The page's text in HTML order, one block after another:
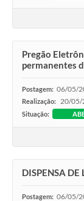
Pregão
permanentes
Postagem: 06/05/
Realização: 20/05/
Situação:
DISPENSA
Postagem: 06/05/